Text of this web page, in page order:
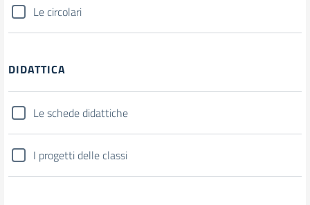
Le circolari
DIDATTICA
Le schede didattiche
I progetti delle classi